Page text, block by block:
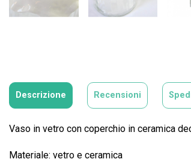
Descrizione Recensioni
Vaso in vetro con coperchio in ceramica
Materiale: vetro e ceramica